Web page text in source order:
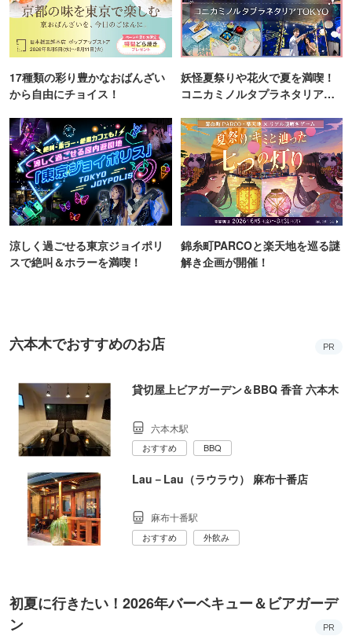
17種類の彩り豊かなおばんざい
から自由にチョイス！
妖怪夏祭りや花火で夏を満喫！
コニカミノルタプラネタリア
涼しく過ごせる東京ジョイポリ
スで絶叫＆ホラーを満喫！
錦糸町PARCOと楽天地を巡る謎
解き企画が開催！
六本木でおすすめのお店 PR
貸切屋上ビアガーデン＆BBQ 香音 六本木
六本木駅
おすすめ BBQ
Lau－Lau（ラウラウ） 麻布十番店
麻布十番駅
おすすめ 外飲み
初夏に行きたい！2026年バーベキュー＆ビアガーデ
ン
PR